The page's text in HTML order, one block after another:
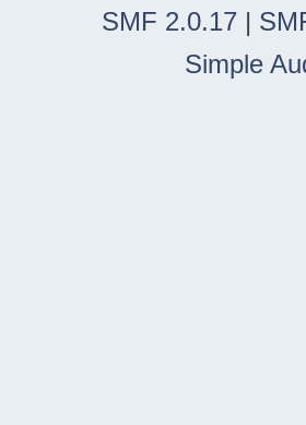
SMF 2.0.17 |
Simple